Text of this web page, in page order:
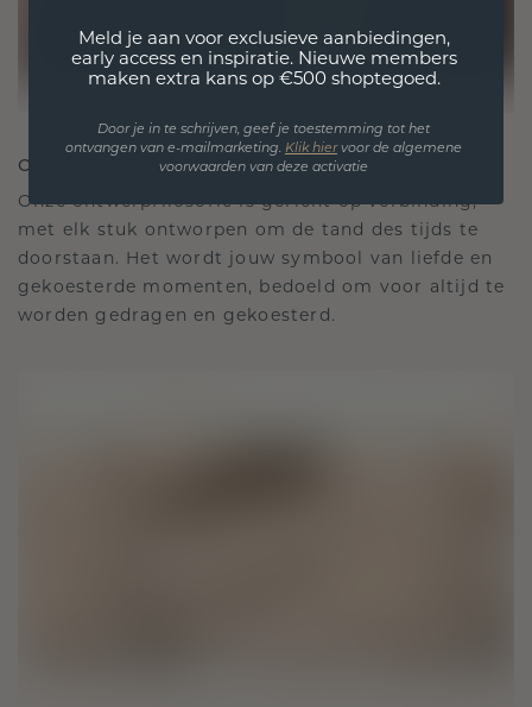
ONTWORPEN VOOR VERBINDING
Onze ontwerpfilosofie is gericht op verbinding,
met elk stuk ontworpen om de tand des tijds te
doorstaan. Het wordt jouw symbool van liefde en
gekoesterde momenten, bedoeld om voor altijd te
worden gedragen en gekoesterd.
Meld je aan voor exclusieve aanbiedingen,
early access en inspiratie. Nieuwe members
maken extra kans op €500 shoptegoed.
Door je in te schrijven, geef je toestemming tot het
ontvangen van e-mailmarketing. Klik hiervoor de algemene
voorwaarden van deze activatie